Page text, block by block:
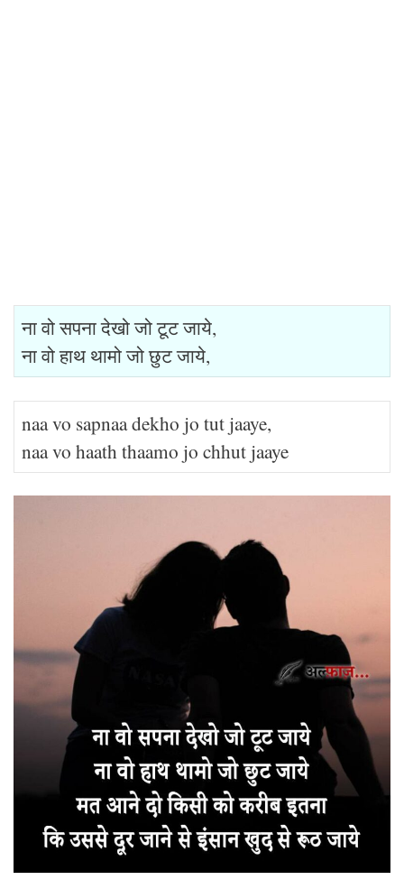
ना वो सपना देखो जो टूट जाये,
ना वो हाथ थामो जो छुट जाये,
naa vo sapnaa dekho jo tut jaaye,
naa vo haath thaamo jo chhut jaaye